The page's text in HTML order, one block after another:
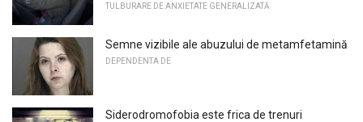
TULBURARE DE ANXIETATE GENERALIZATĂ
Semne vizibile ale abuzului de metamfetamină
DEPENDENTA DE
Siderodromofobia este frica de trenuri